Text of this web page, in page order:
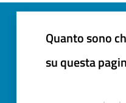
Quanto sono
su questa